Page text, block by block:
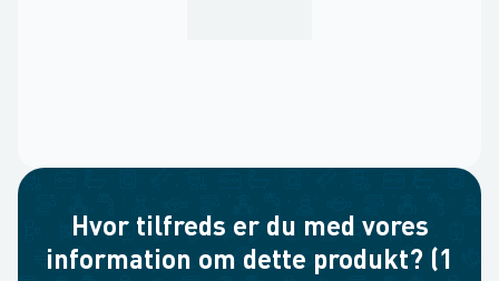
Hvor tilfreds er du med vores
information om dette produkt? (1